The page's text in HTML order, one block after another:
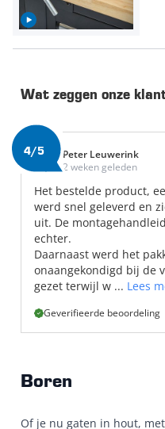
Wat zeggen onze
4/5
Peter Leuwerink
2 weken geleden
Het bestelde product,
werd snel geleverd en
uit. De
echter.
Daarnaast werd het
onaangekondigd bij de
gezet terwijl w ... Lees
Geverifieerde beoordeling
Boren
Of je nu gaten in hout,